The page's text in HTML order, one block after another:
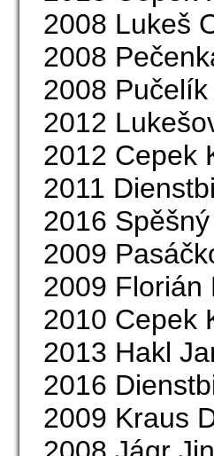
2008 Lukeš
2008
2008
2012
2012 Cepek
2011
2016
2009
2009 Florián
2010 Cepek
2013 Hakl
2016
2009 Kraus